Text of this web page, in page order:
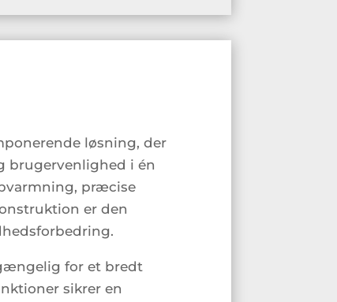
løsning, der
brugervenlighed i én
præcise
er den
for et bredt
sikrer en